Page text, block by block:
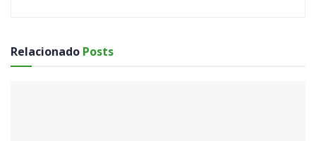
Relacionado Posts